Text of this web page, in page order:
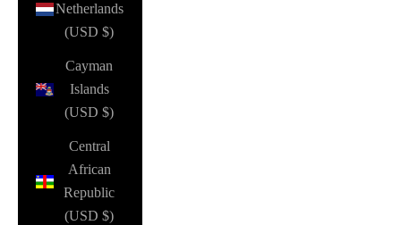
Netherlands
(USD $)
Cayman
Islands
(USD $)
Central
African
Republic
(USD $)